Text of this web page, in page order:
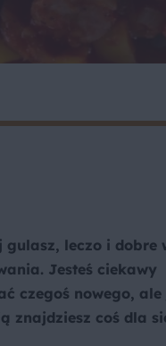
leczo i dobre
Jesteś ciekawy
czegoś nowego, ale
znajdziesz coś dla